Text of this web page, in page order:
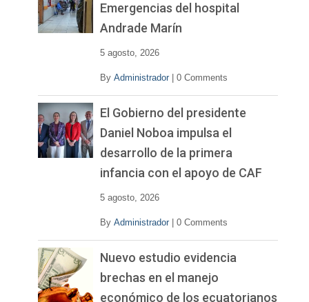
Emergencias del hospital
Andrade Marín
5 agosto, 2026
By Administrador 0 Comments
El Gobierno del presidente
Daniel Noboa impulsa el
desarrollo de la primera
infancia con el apoyo de CAF
5 agosto, 2026
By Administrador 0 Comments
Nuevo estudio evidencia
brechas en el manejo
económico de los ecuatorianos